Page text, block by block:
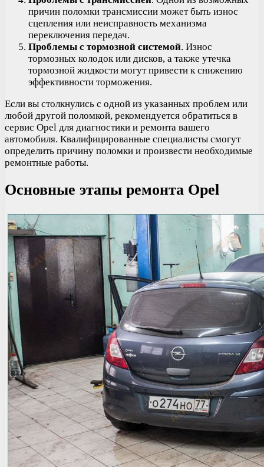
причин поломки трансмиссии может быть износ
сцепления или неисправность механизма
переключения передач.
Проблемы с тормозной системой. Износ
тормозных колодок или дисков, а также утечка
тормозной жидкости могут привести к снижению
эффективности торможения.
Если вы столкнулись с одной из указанных проблем или
любой другой поломкой, рекомендуется обратиться в
сервис Opel для диагностики и ремонта вашего
автомобиля. Квалифицированные специалисты смогут
определить причину поломки и произвести необходимые
ремонтные работы.
Основные этапы ремонта Opel